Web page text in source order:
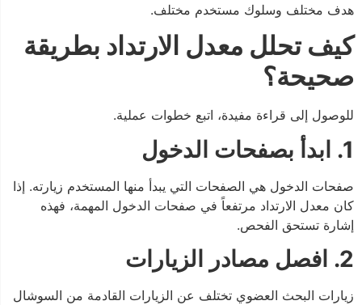
هدف مختلف وسلوك مستخدم مختلف.
كيف تحلل معدل الارتداد بطريقة
صحيحة؟
للوصول إلى قراءة مفيدة، اتبع خطوات عملية.
1. ابدأ بصفحات الدخول
صفحات الدخول هي الصفحات التي يبدأ منها المستخدم زيارته. إذا
كان معدل الارتداد مرتفعاً في صفحات الدخول المهمة، فهذه
إشارة تستحق الفحص.
2. افصل مصادر الزيارات
زيارات البحث العضوي تختلف عن الزيارات القادمة من السوشال